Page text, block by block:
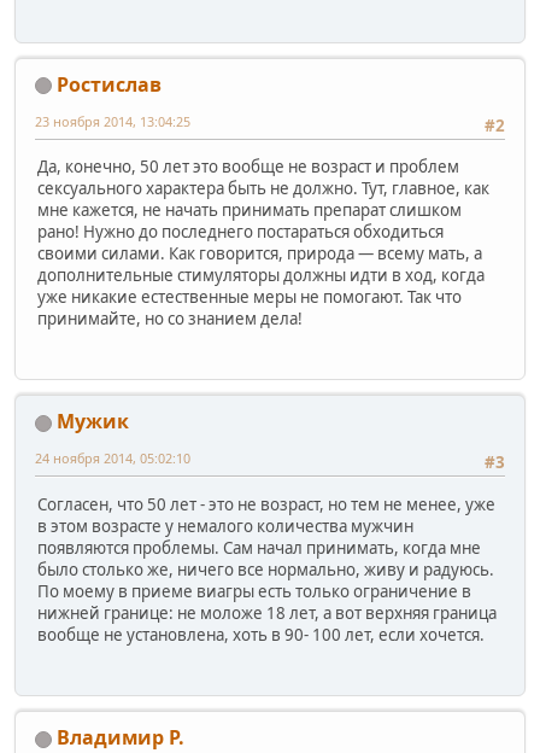
Ростислав
#2
23 ноября 2014, 13:04:25
Да, конечно, 50 лет это вообще не возраст и проблем
сексуального характера быть не должно. Тут, главное, как
мне кажется, не начать принимать препарат слишком
рано! Нужно до последнего постараться обходиться
своими силами. Как говорится, природа — всему мать, а
дополнительные стимуляторы должны идти в ход, когда
уже никакие естественные меры не помогают. Так что
принимайте, но со знанием дела!
Мужик
#3
24 ноября 2014, 05:02:10
Согласен, что 50 лет - это не возраст, но тем не менее, уже
в этом возрасте у немалого количества мужчин
появляются проблемы. Сам начал принимать, когда мне
было столько же, ничего все нормально, живу и радуюсь.
По моему в приеме виагры есть только ограничение в
нижней границе: не моложе 18 лет, а вот верхняя граница
вообще не установлена, хоть в 90- 100 лет, если хочется.
Владимир Р.